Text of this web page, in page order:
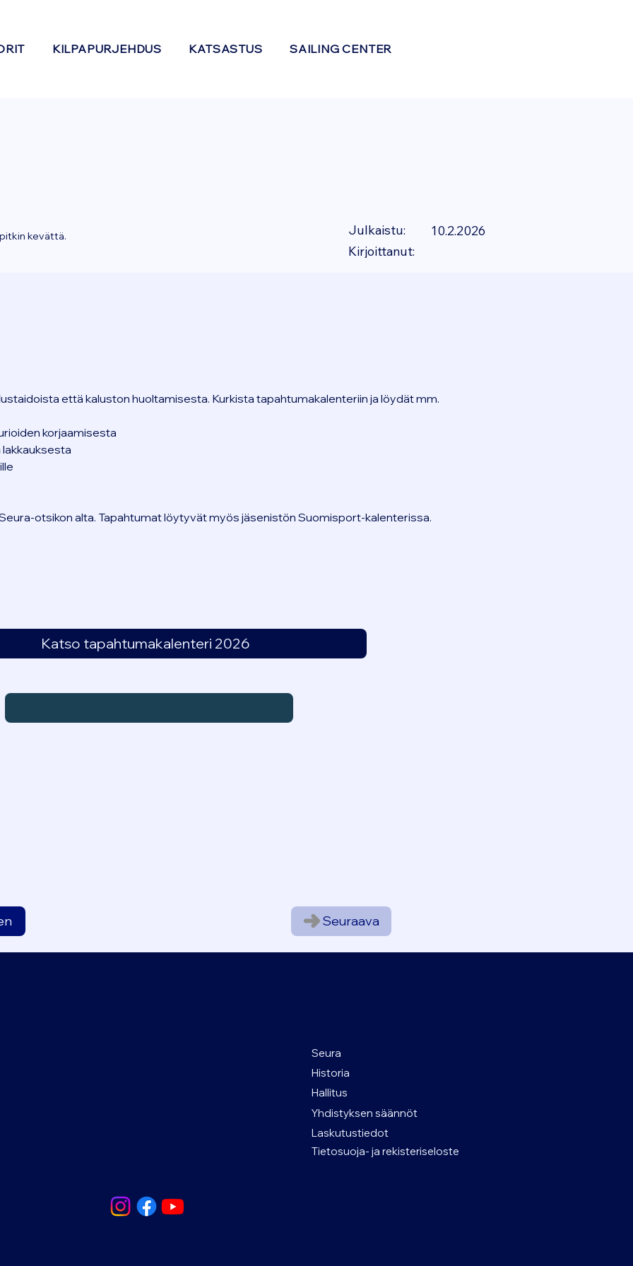
KILPAPURJEHDUS KATSASTUS SAILING CENTER
10.2.2026
Julkaistu:
Kirjoittanut:
kevättä.
että kaluston huoltamisesta. Kurkista tapahtumakalenteriin ja löydät mm.
korjaamisesta
otsikon alta. Tapahtumat löytyvät myös jäsenistön Suomisport-kalenterissa.
Katso tapahtumakalenteri 2026
Seuraava
Seura
Historia
Hallitus
Yhdistyksen säännöt
Tietosuoja- ja rekisteriseloste
Laskutustiedot